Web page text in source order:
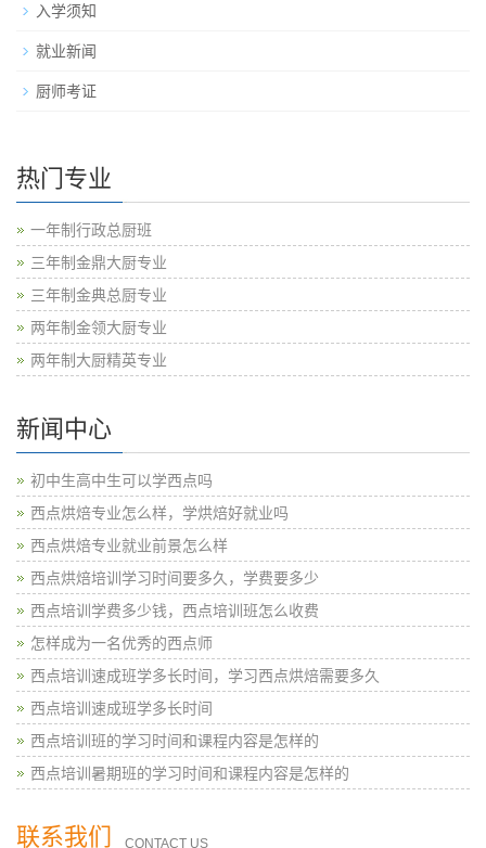
入学须知
就业新闻
厨师考证
热门专业
一年制行政总厨班
三年制金鼎大厨专业
三年制金典总厨专业
两年制金领大厨专业
两年制大厨精英专业
新闻中心
初中生高中生可以学西点吗
西点烘焙专业怎么样，学烘焙好就业吗
西点烘焙专业就业前景怎么样
西点烘焙培训学习时间要多久，学费要多少
西点培训学费多少钱，西点培训班怎么收费
怎样成为一名优秀的西点师
西点培训速成班学多长时间，学习西点烘焙需要多久
西点培训速成班学多长时间
西点培训班的学习时间和课程内容是怎样的
西点培训暑期班的学习时间和课程内容是怎样的
联系我们 CONTACT US